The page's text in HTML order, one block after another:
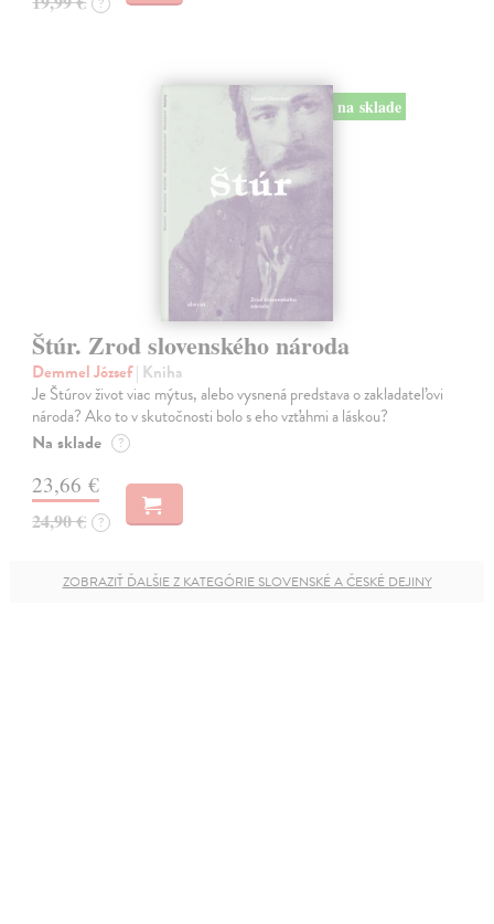
na sklade
Štúr. Zrod slovenského národa
Demmel József| Kniha
Je Štúrov život viac mýtus, alebo vysnená predstava o zakladateľovi
národa? Ako to v skutočnosti bolo s eho vzťahmi a láskou?
Na sklade ?
23,66 €
24,90 € ?
ZOBRAZIŤ ĎALŠIE Z KATEGÓRIE SLOVENSKÉ A ČESKÉ DEJINY